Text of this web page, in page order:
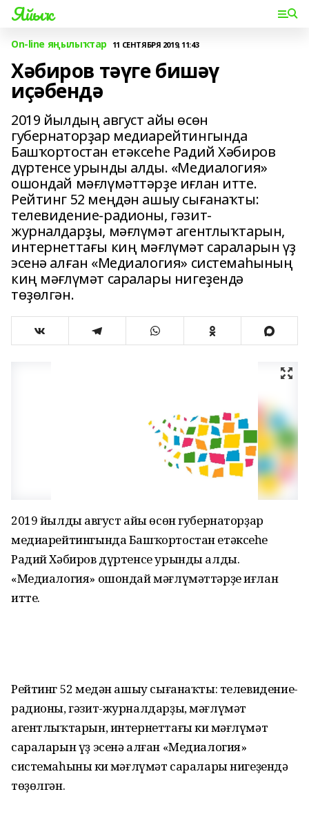
Яйыҡ
On-line яңылыҡтар 11 СЕНТЯБРЯ 2019, 11:43
Хәбиров тәүге бишәү
иҫәбендә
2019 йылдың август айы өсөн
губернаторҙар медиарейтингында
Башҡортостан етәксеһе Радий Хәбиров
дүртенсе урынды алды. «Медиалогия»
ошондай мәғлүмәттәрҙе иғлан итте.
Рейтинг 52 меңдән ашыу сығанаҡты:
телевидение-радионы, гәзит-
журналдарҙы, мәғлүмәт агентлыҡтарын,
интернеттағы киң мәғлүмәт сараларын үҙ
эсенә алған «Медиалогия» системаһының
киң мәғлүмәт саралары нигеҙендә
төҙөлгән.
2019 йылдың август айы өсөн губернаторҙар
медиарейтингында Башҡортостан етәксеһе
Радий Хәбиров дүртенсе урынды алды.
«Медиалогия» ошондай мәғлүмәттәрҙе иғлан
итте.
Рейтинг 52 меңдән ашыу сығанаҡты: телевидение-
радионы, гәзит-журналдарҙы, мәғлүмәт
агентлыҡтарын, интернеттағы киң мәғлүмәт
сараларын үҙ эсенә алған «Медиалогия»
системаһының киң мәғлүмәт саралары нигеҙендә
төҙөлгән.